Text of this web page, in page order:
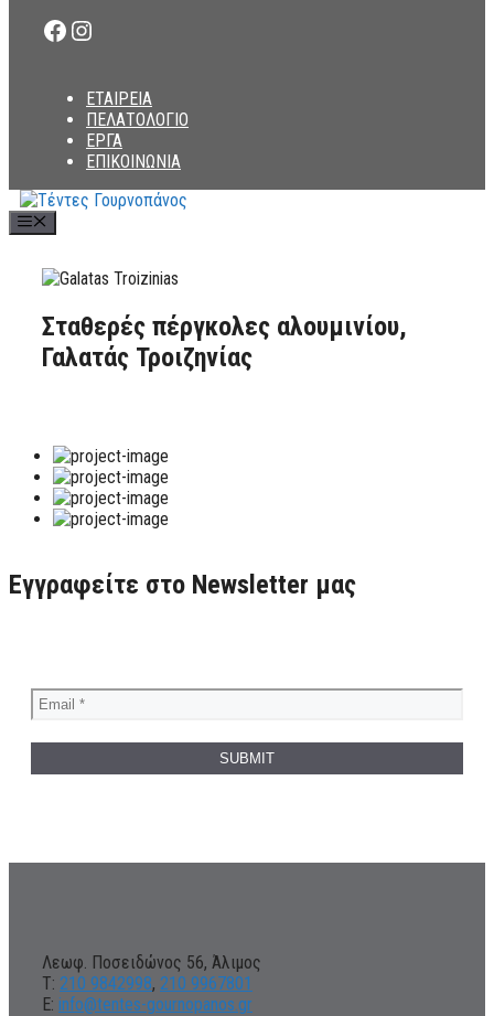
Facebook
Instagram
ΕΤΑΙΡΕΙΑ
ΠΕΛΑΤΟΛΟΓΙΟ
ΕΡΓΑ
ΕΠΙΚΟΙΝΩΝΙΑ
Σταθερές πέργκολες αλουμινίου,
Γαλατάς Τροιζηνίας
Εγγραφείτε στο Newsletter μας
Λεωφ. Ποσειδώνος 56, Άλιμος
Τ: 210 9842998, 210 9967801
Ε: info@tentes-gournopanos.gr